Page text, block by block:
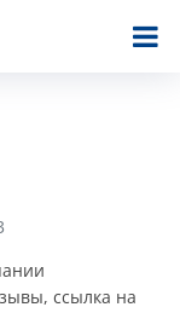
ссылка на